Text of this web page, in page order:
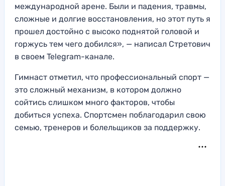
международной арене. Были и падения, травмы,
сложные и долгие восстановления, но этот путь я
прошел достойно с высоко поднятой головой и
горжусь тем чего добился», — написал Стретович
в своем Telegram-канале.
Гимнаст отметил, что профессиональный спорт —
это сложный механизм, в котором должно
сойтись слишком много факторов, чтобы
добиться успеха. Спортсмен поблагодарил свою
семью, тренеров и болельщиков за поддержку.